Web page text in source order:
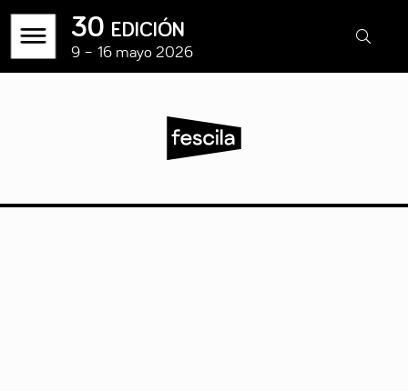
30 edición
9 – 16 mayo 2026